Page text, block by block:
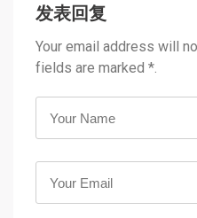
发表回复
Your email address will
fields are marked *.